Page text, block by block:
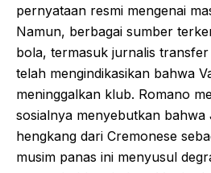
pernyataan resmi mengenai
Namun, berbagai sumber
bola, termasuk jurnalis
telah mengindikasikan bahwa
meninggalkan klub. Romano
sosialnya menyebutkan bahwa
hengkang dari Cremonese
musim panas ini menyusul